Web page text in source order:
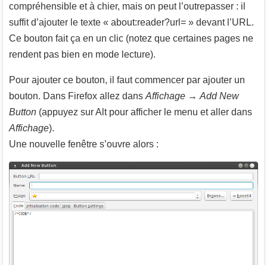
compréhensible et à chier, mais on peut l’outrepasser : il
suffit d’ajouter le texte « about:reader?url= » devant l’URL.
Ce bouton fait ça en un clic (notez que certaines pages ne
rendent pas bien en mode lecture).
Pour ajouter ce bouton, il faut commencer par ajouter un
bouton. Dans Firefox allez dans Affichage → Add New
Button (appuyez surAltpour afficher le menu et aller dans
Affichage).
Une nouvelle fenêtre s’ouvre alors :